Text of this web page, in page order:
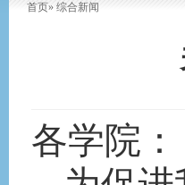
首页» 综合新闻
各学院：